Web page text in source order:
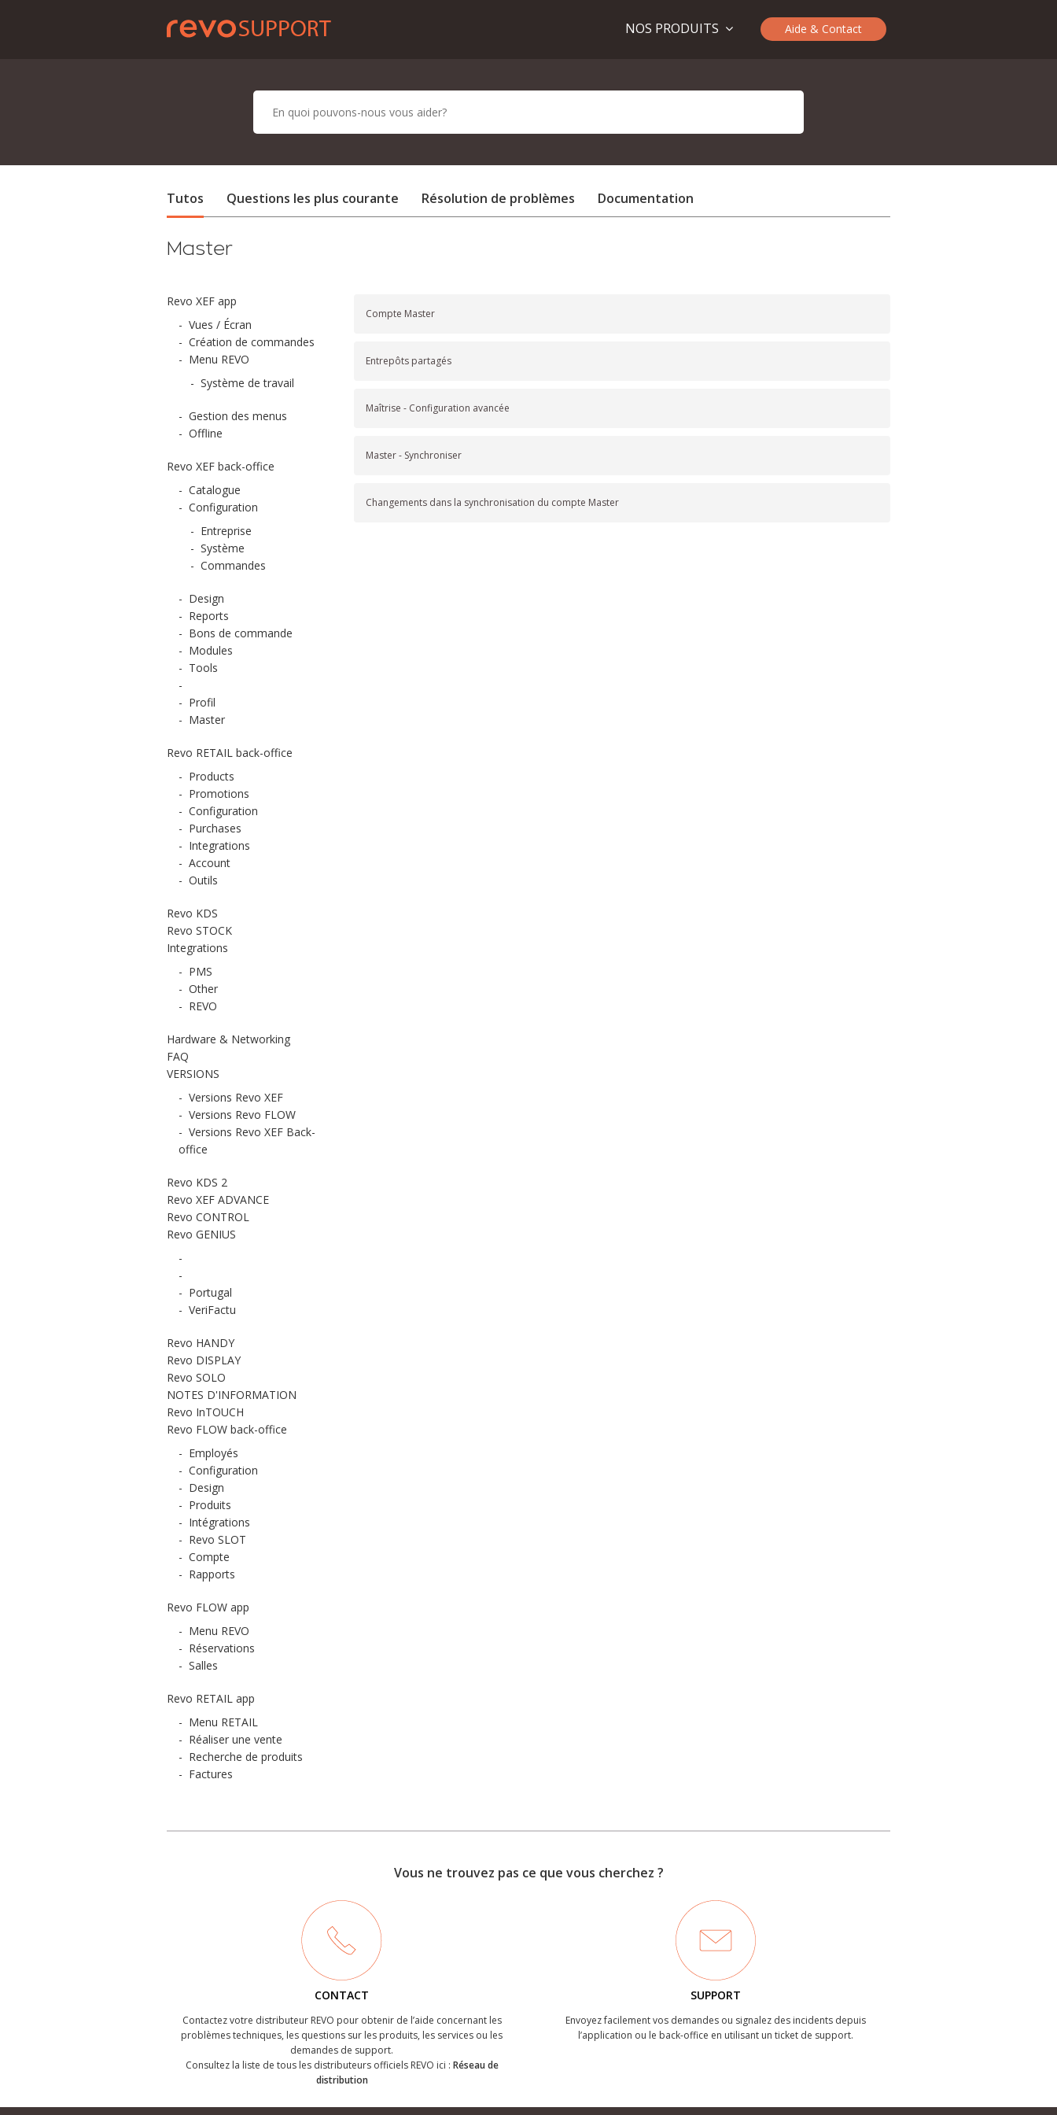
Aide & Contact
NOS PRODUITS
Tutos Questions les plus courante Résolution de problèmes Documentation
Master
Revo XEF app
- Vues / Écran
- Création de commandes
- Menu REVO
- Système de travail
- Gestion des menus
- Offline
Revo XEF back-office
- Catalogue
- Configuration
- Entreprise
- Système
- Commandes
- Design
- Reports
- Bons de commande
- Modules
- Tools
-
- Profil
- Master
Revo RETAIL back-office
- Products
- Promotions
- Configuration
- Purchases
- Integrations
- Account
- Outils
Revo KDS
Revo STOCK
Integrations
- PMS
- Other
- REVO
Hardware & Networking
FAQ
VERSIONS
- Versions Revo XEF
- Versions Revo FLOW
- Versions Revo XEF Back-
office
Revo KDS 2
Revo XEF ADVANCE
Revo CONTROL
Revo GENIUS
-
-
- Portugal
- VeriFactu
Revo HANDY
Revo DISPLAY
Revo SOLO
NOTES D'INFORMATION
Revo InTOUCH
Revo FLOW back-office
- Employés
- Configuration
- Design
- Produits
- Intégrations
- Revo SLOT
- Compte
- Rapports
Revo FLOW app
- Menu REVO
- Réservations
- Salles
Revo RETAIL app
- Menu RETAIL
- Réaliser une vente
- Recherche de produits
- Factures
Compte Master
Entrepôts partagés
Maîtrise - Configuration avancée
Master - Synchroniser
Changements dans la synchronisation du compte Master
Vous ne trouvez pas ce que vous cherchez ?
CONTACT
Contactez votre distributeur REVO pour obtenir de l’aide concernant les
problèmes techniques, les questions sur les produits, les services ou les
demandes de support.
Consultez la liste de tous les distributeurs officiels REVO ici : Réseau de
distribution
SUPPORT
Envoyez facilement vos demandes ou signalez des incidents depuis
l’application ou le back-office en utilisant un ticket de support.